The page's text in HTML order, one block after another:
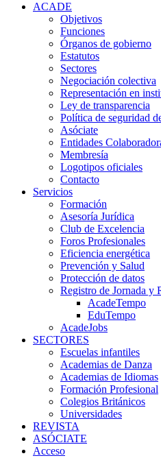
ACADE
Objetivos
Funciones
Órganos de gobierno
Estatutos
Sectores
Negociación colectiva
Representación en
Ley de transparencia
Política de seguridad
Asóciate
Entidades
Membresía
Logotipos oficiales
Contacto
Servicios
Formación
Asesoría Jurídica
Club de Excelencia
Foros Profesionales
Eficiencia energética
Prevención y Salud
Protección de datos
Registro de Jornada y
AcadeTempo
EduTempo
AcadeJobs
SECTORES
Escuelas infantiles
Academias de Danza
Academias de Idiomas
Formación Profesional
Colegios Británicos
Universidades
REVISTA
ASÓCIATE
Acceso